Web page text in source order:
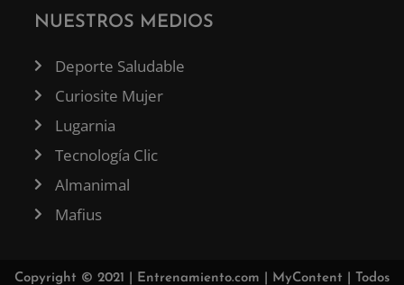
NUESTROS MEDIOS
Deporte Saludable
Curiosite Mujer
Lugarnia
Tecnología Clic
Almanimal
Mafius
Copyright © 2021 | Entrenamiento.com MyContent | Todos